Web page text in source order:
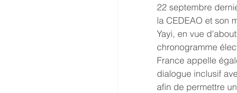
22 septembre
la CEDEAO et son
Yayi, en vue
chronogramme
France appelle
dialogue inclusif
afin de permettre